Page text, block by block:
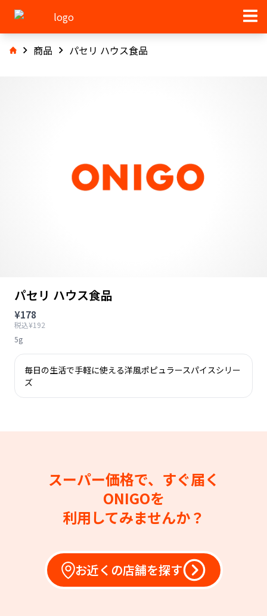
商品 パセリ ハウス食品
パセリ ハウス食品
¥178
税込¥192
5g
毎日の生活で手軽に使える洋風ポピュラースパイスシリー
ズ
スーパー価格で、すぐ届く
ONIGOを
利用してみませんか？
お近くの店舗を探す